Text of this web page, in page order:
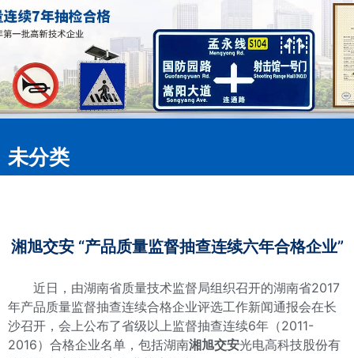
未分类
湘旭交安 “产品质量监督抽查连续六年合格企业”
近日，由湖南省质量技术监督局组织召开的湖南省2017
年产品质量监督抽查连续合格企业评选工作新闻通报会在长
沙召开，会上公布了省级以上监督抽查连续6年（2011-
2016）合格企业名单，包括湖南湘旭交安光电高科技股份有